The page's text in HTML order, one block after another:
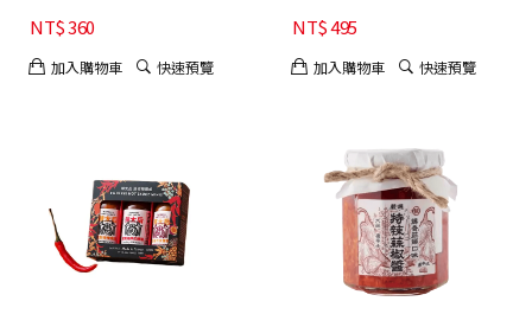
NT$360
加入購物車 快速預覽
NT$495
加入購物車 快速預覽